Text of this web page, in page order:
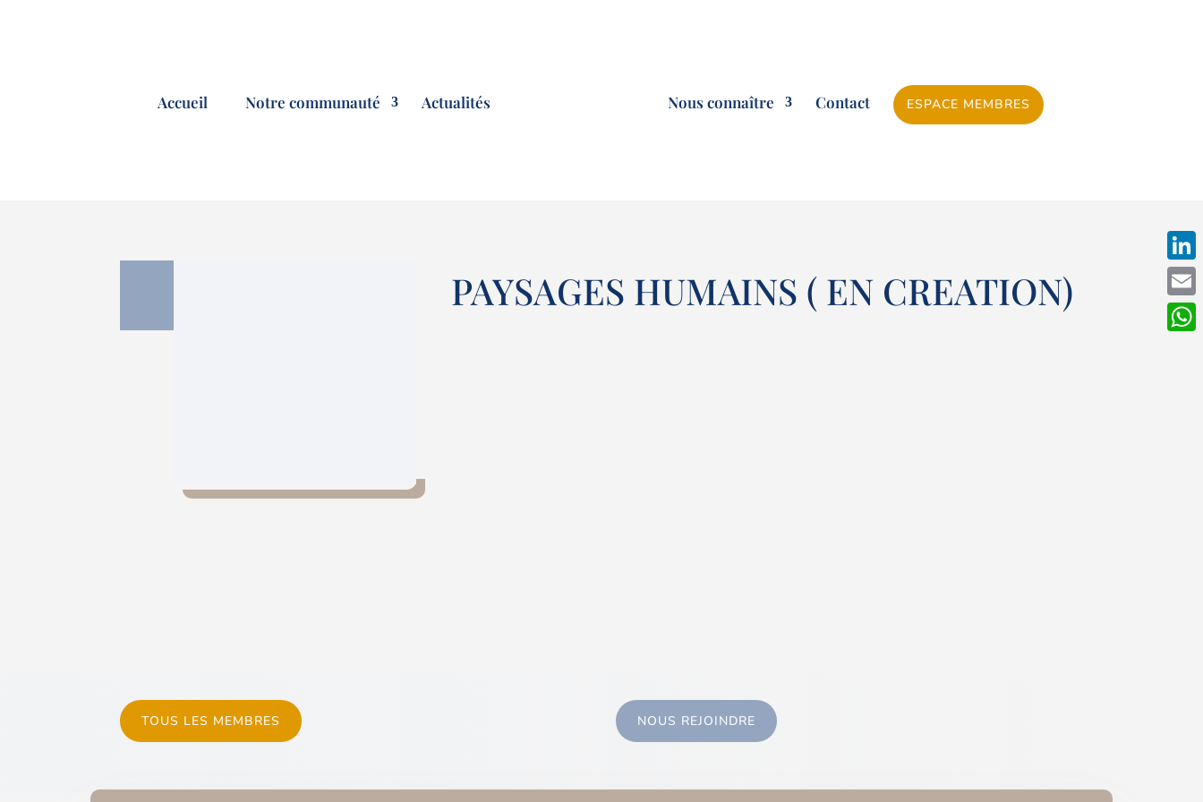
Accueil Notre communauté Actualités Nous connaître Contact ESPACE MEMBRES
PAYSAGES HUMAINS ( EN CREATION)
TOUS LES MEMBRES NOUS REJOINDRE
Email